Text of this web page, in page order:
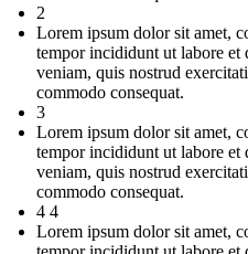
2
Lorem ipsum dolor sit amet,
tempor incididunt ut labore
veniam, quis nostrud
commodo consequat.
3
Lorem ipsum dolor sit amet,
tempor incididunt ut labore
veniam, quis nostrud
commodo consequat.
4 4
Lorem ipsum dolor sit amet,